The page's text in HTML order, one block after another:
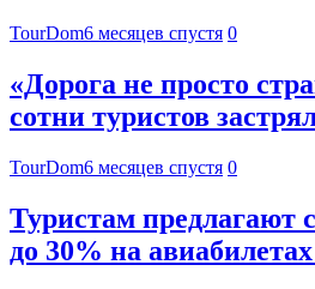
TourDom6 месяцев спустя 0
«Дорога не просто
сотни туристов
TourDom6 месяцев спустя 0
Туристам предлагают
до 30% на